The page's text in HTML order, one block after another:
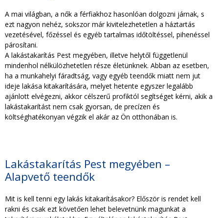
A mai világban, a nők a férfiakhoz hasonlóan dolgozni járnak, s
ezt nagyon nehéz, sokszor már kivitelezhetetlen a háztartás
vezetésével, főzéssel és egyéb tartalmas időtöltéssel, pihenéssel
párosítani.
A lakástakarítás Pest megyében, illetve helytől függetlenül
mindenhol nélkülözhetetlen része életünknek. Abban az esetben,
ha a munkahelyi fáradtság, vagy egyéb teendők miatt nem jut
ideje lakása kitakarítására, melyet hetente egyszer legalább
ajánlott elvégezni, akkor célszerű profiktól segítséget kérni, akik a
lakástakarítást nem csak gyorsan, de precízen és
költséghatékonyan végzik el akár az Ön otthonában is.
Lakástakarítás Pest megyében –
Alapvető teendők
Mit is kell tenni egy lakás kitakarításakor? Először is rendet kell
rakni és csak ezt követően lehet belevetnünk magunkat a